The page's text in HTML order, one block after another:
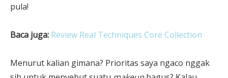
pula!
Baca juga: Review Real Techniques Core Collection
Menurut kalian gimana? Prioritas saya ngaco nggak